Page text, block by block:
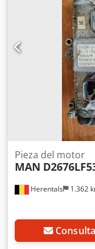
Herentals 1.362
Pieza del motor
MAN